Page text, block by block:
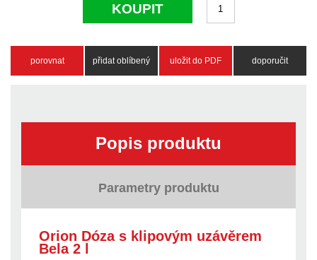
KOUPIT
porovnat přidat oblíbený uložit do PDF doporučit
Popis produktu
Parametry produktu
Orion Dóza s klipovým uzávěrem
Bela 2 l